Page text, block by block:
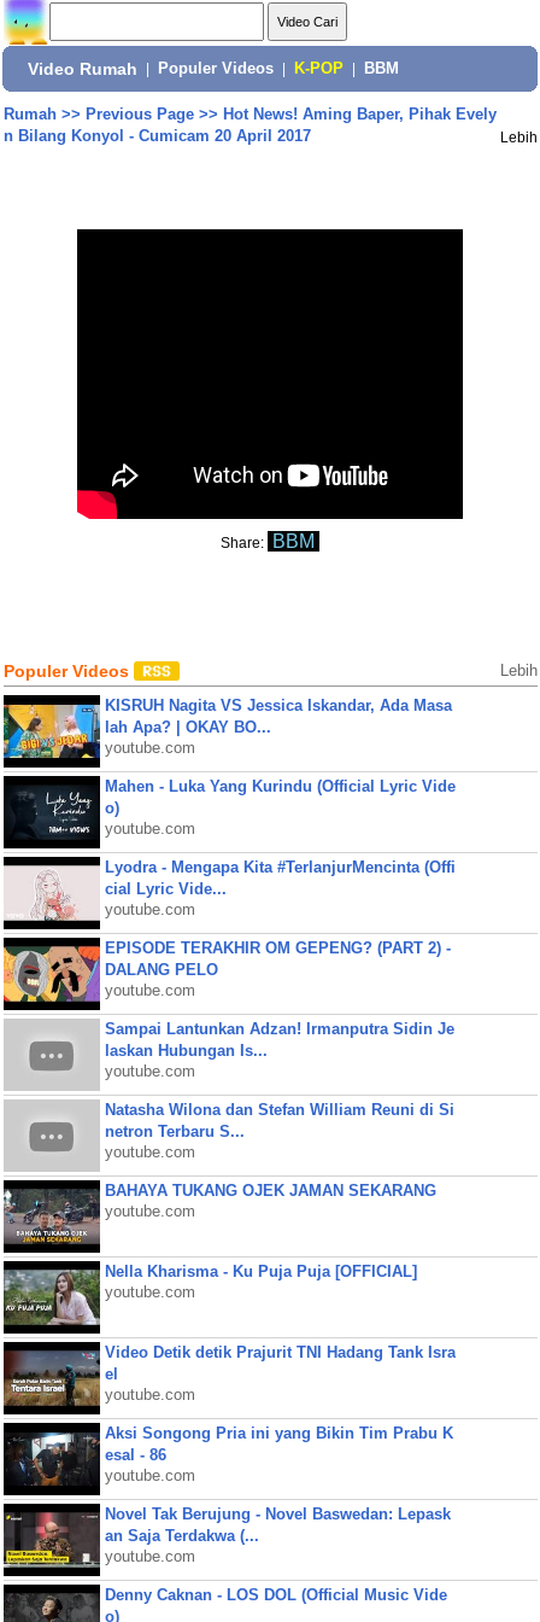
Video Rumah Populer Videos K-POP BBM
Rumah>> Previous Page>> Hot News! Aming Baper, Pihak Evely
n Bilang Konyol - Cumicam 20 April 2017
Lebih
Share: BBM
Populer Videos Lebih
KISRUH Nagita VS Jessica Iskandar, Ada Masa
lah Apa? | OKAY BO...
youtube.com
Mahen - Luka Yang Kurindu (Official Lyric Vide
o)
youtube.com
Lyodra - Mengapa Kita #TerlanjurMencinta (Offi
cial Lyric Vide...
youtube.com
EPISODE TERAKHIR OM GEPENG? (PART 2) -
DALANG PELO
youtube.com
Sampai Lantunkan Adzan! Irmanputra Sidin Je
laskan Hubungan Is...
youtube.com
Natasha Wilona dan Stefan William Reuni di Si
netron Terbaru S...
youtube.com
BAHAYA TUKANG OJEK JAMAN SEKARANG
youtube.com
Nella Kharisma - Ku Puja Puja [OFFICIAL]
youtube.com
Video Detik detik Prajurit TNI Hadang Tank Isra
el
youtube.com
Aksi Songong Pria ini yang Bikin Tim Prabu K
esal - 86
youtube.com
Novel Tak Berujung - Novel Baswedan: Lepask
an Saja Terdakwa (...
youtube.com
Denny Caknan - LOS DOL (Official Music Vide
o)